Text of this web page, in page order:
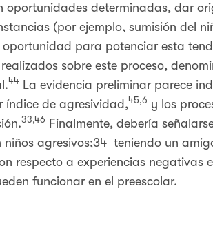
oportunidades determinadas, dar
(por ejemplo, sumisión del
para potenciar esta
realizados sobre este proceso,
44 La evidencia preliminar parece
índice de agresividad,45,6 y los
33,46 Finalmente, debería
agresivos;34 teniendo un
respecto a experiencias negativas
funcionar en el preescolar.